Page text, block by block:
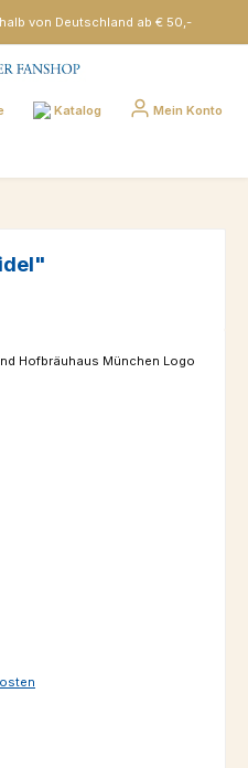
von Deutschland ab € 50,-
Katalog Mein Konto